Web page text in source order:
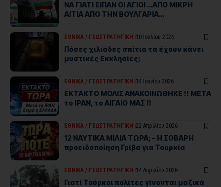
ΝΑ ΓΙΑΤΙ ΕΙΠΑΝ ΟΙ ΑΓΙΟΙ …ΑΠΟ ΜΙΚΡΗ
ΑΙΤΙΑ ΑΠΟ ΤΗΝ ΒΟΥΛΓΑΡΙΑ…
ΕΘΝΙΚΑ / ΓΕΩΣΤΡΑΤHΓΙΚΗ 10 Ιουλίου 2026
Πόσες χιλιάδες σπίτια τα έχουν κάνει
μυστικές Εκκλησίες;
ΕΘΝΙΚΑ / ΓΕΩΣΤΡΑΤHΓΙΚΗ 14 Ιουνίου 2026
ΕΚΤΑΚΤΟ ΜΟΛΙΣ ΑΝΑΚΟΙΝΩΘΗΚΕ !! ΜΕΤΑ
το ΙΡΑΝ, το ΑΙΓΑΙΟ ΜΑΣ !!
ΕΘΝΙΚΑ / ΓΕΩΣΤΡΑΤHΓΙΚΗ 22 Απριλίου 2026
12 NAYTIKA ΜΙΛΙΑ ΤΩΡΑ; – Η ΣΟΒΑΡΗ
προειδοποίηση Γρίβα για Τουρκία
ΕΘΝΙΚΑ / ΓΕΩΣΤΡΑΤHΓΙΚΗ 14 Απριλίου 2026
Γιατί Τούρκοι πολίτες γίνονται μαζικά